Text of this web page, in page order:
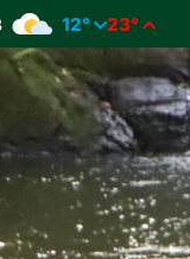
12° 23°